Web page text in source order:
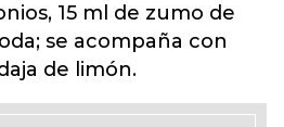
15 ml de zumo de
se acompaña con
de limón.